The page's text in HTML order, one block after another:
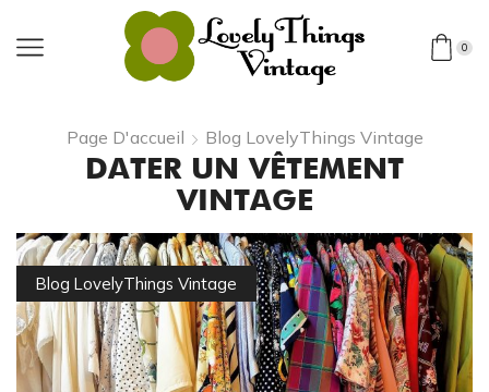
0
Page D'accueil Blog LovelyThings Vintage
DATER UN VÊTEMENT
VINTAGE
Blog LovelyThings Vintage